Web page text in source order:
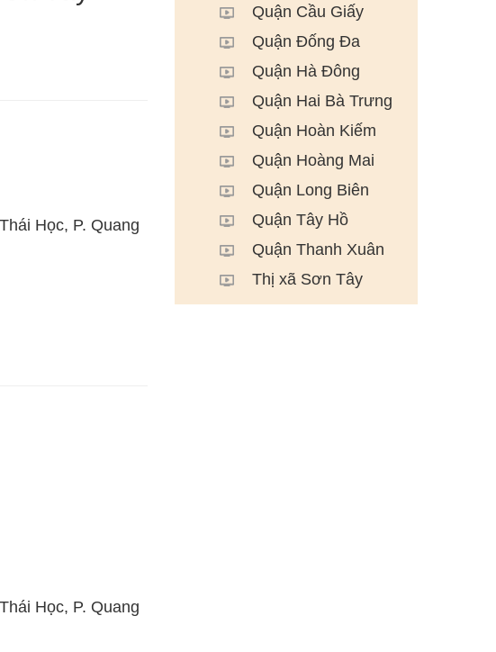
Học, P. Quang
Học, P. Quang
Quận Cầu Giấy
Quận Đống Đa
Quận Hà Đông
Quận Hai Bà Trưng
Quận Hoàn Kiếm
Quận Hoàng Mai
Quận Long Biên
Quận Tây Hồ
Quận Thanh Xuân
Thị xã Sơn Tây